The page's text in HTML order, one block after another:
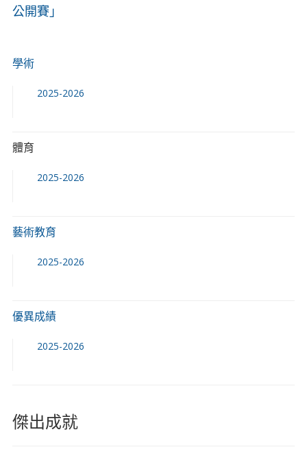
學術
2025-2026
體育
2025-2026
藝術教育
2025-2026
優異成績
2025-2026
傑出成就
公開賽」